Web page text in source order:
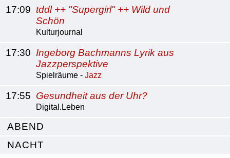
17:09 tddl ++ "Supergirl" ++ Wild und
Schön
Kulturjournal
17:30 Ingeborg Bachmanns Lyrik aus
Jazzperspektive
Spielräume - Jazz
17:55 Gesundheit aus der Uhr?
Digital.Leben
ABEND
NACHT